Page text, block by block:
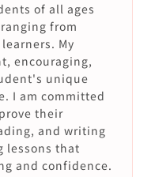
of all ages
from
My
encouraging,
unique
I am committed
their
and writing
lessons that
and confidence.